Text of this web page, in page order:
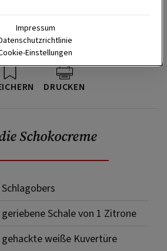
DRUCKEN
Schokocreme
Schlagobers
geriebene Schale von 1 Zitrone
gehackte weiße Kuvertüre
Impressum
Einstellungen